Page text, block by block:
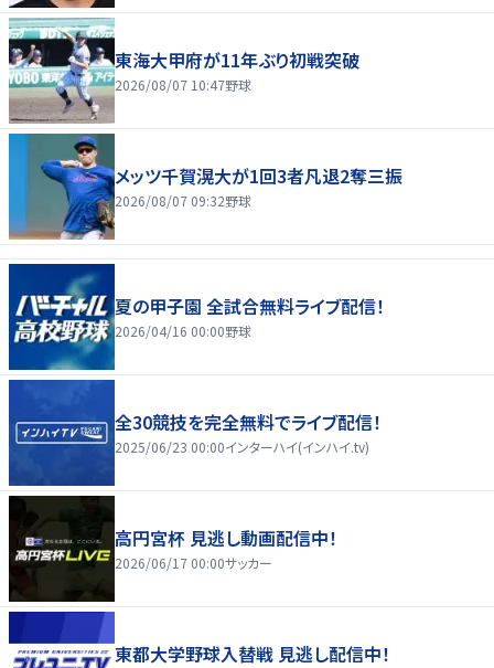
東海大甲府が11年ぶり初戦突破
2026/08/07 10:47野球
メッツ千賀滉大が1回3者凡退2奪三振
2026/08/07 09:32野球
夏の甲子園 全試合無料ライブ配信！
2026/04/16 00:00野球
全30競技を完全無料でライブ配信！
2025/06/23 00:00インターハイ(インハイ.tv)
高円宮杯 見逃し動画配信中！
2026/06/17 00:00サッカー
東都大学野球入替戦 見逃し配信中！